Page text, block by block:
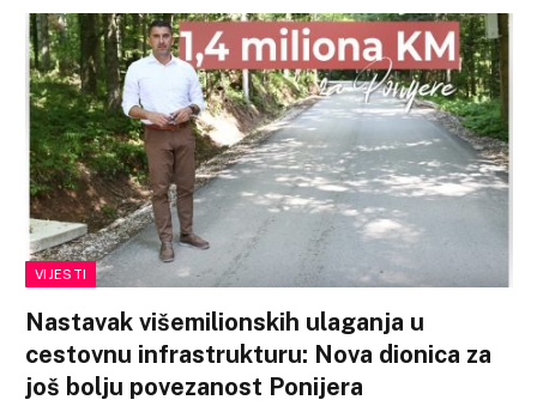
VIJESTI
Nastavak višemilionskih ulaganja u
cestovnu infrastrukturu: Nova dionica za
još bolju povezanost Ponijera